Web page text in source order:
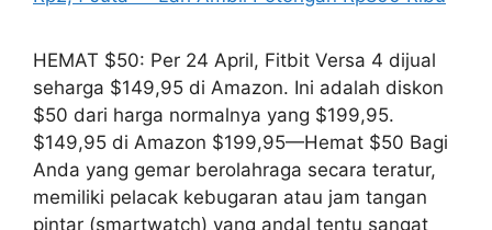
HEMAT $50: Per 24 April, Fitbit Versa 4 dijual
seharga $149,95 di Amazon. Ini adalah diskon
$50 dari harga normalnya yang $199,95.
$149,95 di Amazon $199,95—Hemat $50 Bagi
Anda yang gemar berolahraga secara teratur,